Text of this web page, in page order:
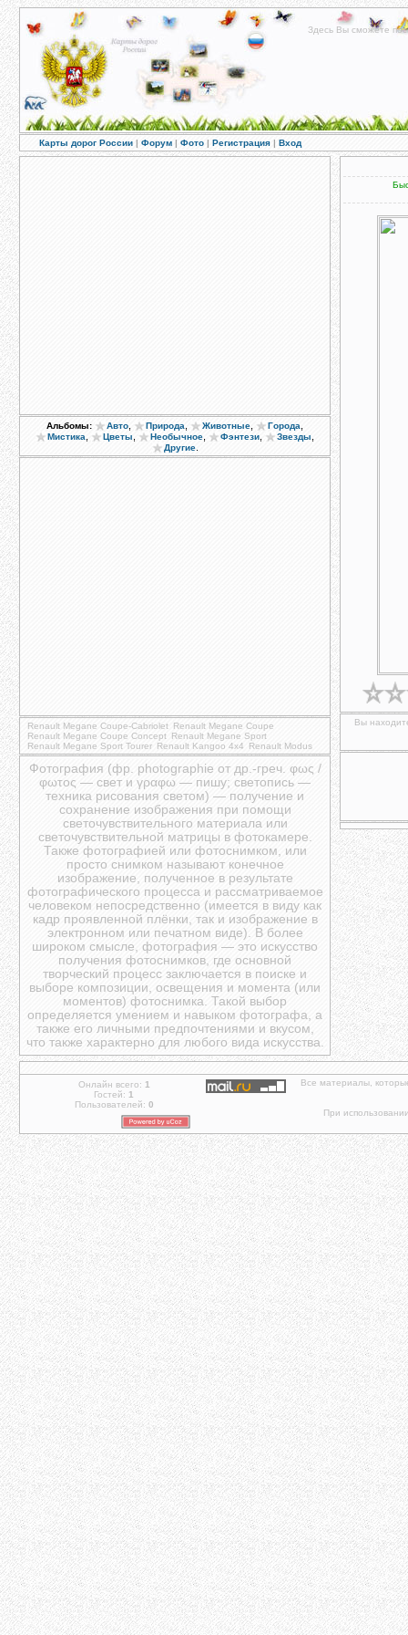
Здесь Вы сможете
Карты дорог России | Форум | Фото | Регистрация | Вход
Альбомы: Авто Природа Животные Города
Мистика Цветы Необычное Фэнтези Звезды
Другие.
Renault Megane Coupe-Cabriolet Renault Megane Coupe
Renault Megane Coupe Concept Renault Megane Sport
Renault Megane Sport Tourer Renault Kangoo 4x4 Renault Modus
Фотография (фр. photographie от др.-греч. φως /
φωτος — свет и γραφω — пишу; светопись —
техника рисования светом) — получение и
сохранение изображения при помощи
светочувствительного материала или
светочувствительной матрицы в фотокамере.
Также фотографией или фотоснимком, или
просто снимком называют конечное
изображение, полученное в результате
фотографического процесса и рассматриваемое
человеком непосредственно (имеется в виду как
кадр проявленной плёнки, так и изображение в
электронном или печатном виде). В более
широком смысле, фотография — это искусство
получения фотоснимков, где основной
творческий процесс заключается в поиске и
выборе композиции, освещения и момента (или
моментов) фотоснимка. Такой выбор
определяется умением и навыком фотографа, а
также его личными предпочтениями и вкусом,
что также характерно для любого вида искусства.
Вы
Онлайн всего: 1
Гостей: 1
Пользователей: 0
Все материалы,
При